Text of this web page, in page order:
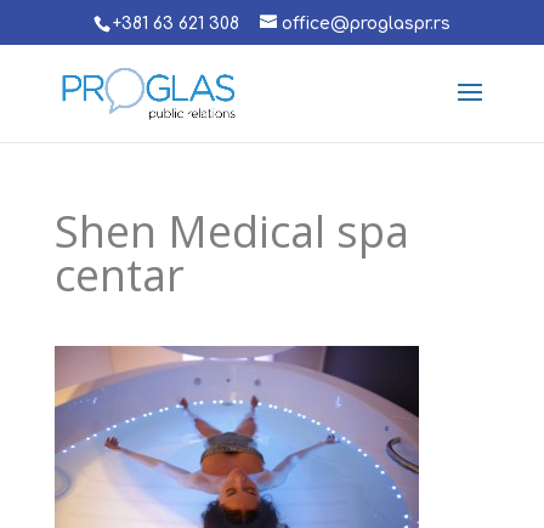
+381 63 621 308 office@proglaspr.rs
Shen Medical spa
centar